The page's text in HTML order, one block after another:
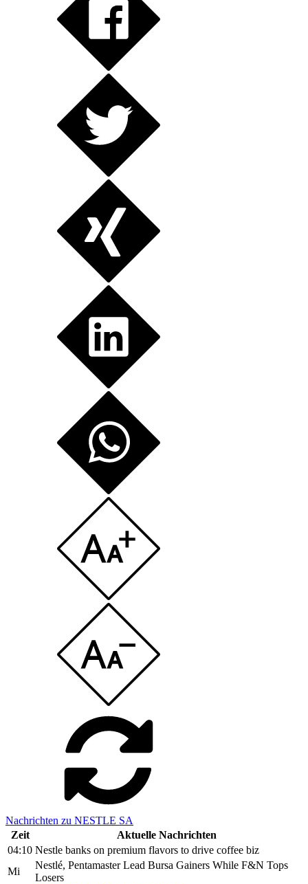
Nachrichten zu NESTLE SA
Zeit
Aktuelle Nachrichten
04:10 Nestle banks on premium flavors to drive coffee biz
Mi
Nestlé, Pentamaster Lead Bursa Gainers While F&N Tops
Losers